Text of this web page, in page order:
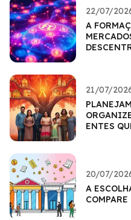
22/07/
A
21/07/
ENTES
20/07/
A